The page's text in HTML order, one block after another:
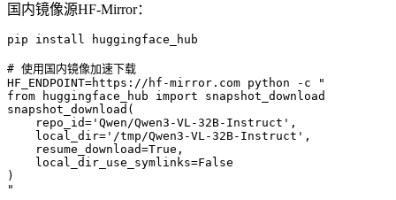
国内镜像源HF-Mirror：
pip install huggingface_hub
# 使用国内镜像加速下载
HF_ENDPOINT=https://hf-mirror.com python -c "
from huggingface_hub import snapshot_download
snapshot_download(
    repo_id='Qwen/Qwen3-VL-32B-Instruct',
    local_dir='/tmp/Qwen3-VL-32B-Instruct',
    resume_download=True,
    local_dir_use_symlinks=False
)
"